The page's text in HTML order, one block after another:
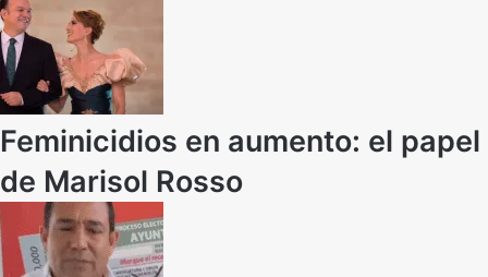
Feminicidios en aumento: el papel
de Marisol Rosso